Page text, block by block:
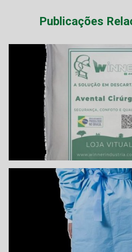
Publicações